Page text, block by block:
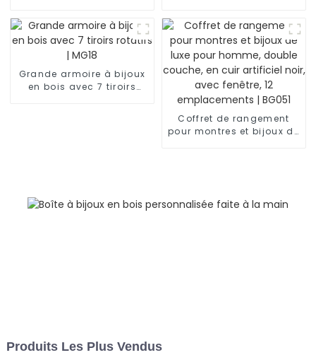
MG02
MG08
Grande armoire à bijoux
en bois avec 7 tiroirs
Coffret de rangement
pour montres et bijoux de
Produits Les Plus Vendus